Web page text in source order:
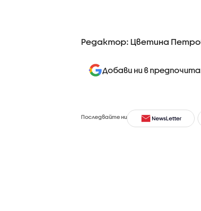
Редактор: Цветина
Добави ни в
Последвайте ни NewsLetter